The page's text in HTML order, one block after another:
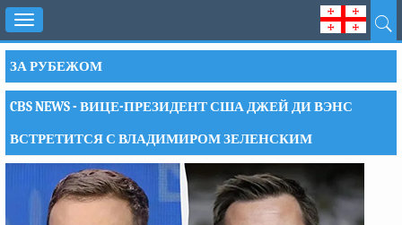
Toggle
navigation
ЗА РУБЕЖОМ
CBS NEWS - ВИЦЕ-ПРЕЗИДЕНТ США ДЖЕЙ ДИ ВЭНС
ВСТРЕТИТСЯ С ВЛАДИМИРОМ ЗЕЛЕНСКИМ